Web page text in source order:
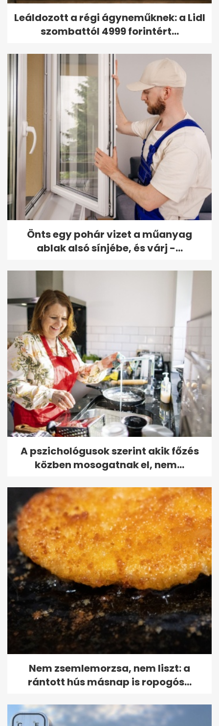
Leáldozott a régi ágyneműknek: a Lidl
szombattól 4999 forintért...
Önts egy pohár vizet a műanyag
ablak alsó sínjébe, és várj -...
A pszichológusok szerint akik főzés
közben mosogatnak el, nem...
Nem zsemlemorzsa, nem liszt: a
rántott hús másnap is ropogós...